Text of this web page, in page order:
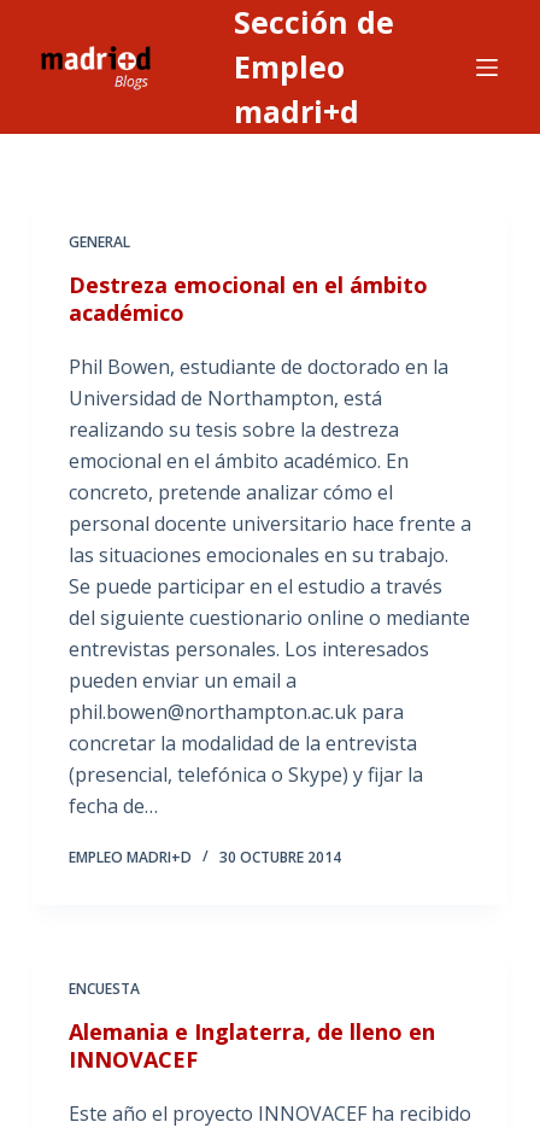
Sección de
Empleo
madri+d
GENERAL
Destreza emocional en el ámbito
académico
Phil Bowen, estudiante de doctorado en la
Universidad de Northampton, está
realizando su tesis sobre la destreza
emocional en el ámbito académico. En
concreto, pretende analizar cómo el
personal docente universitario hace frente a
las situaciones emocionales en su trabajo.
Se puede participar en el estudio a través
del siguiente cuestionario online o mediante
entrevistas personales. Los interesados
pueden enviar un email a
phil.bowen@northampton.ac.uk para
concretar la modalidad de la entrevista
(presencial, telefónica o Skype) y fijar la
fecha de…
EMPLEO MADRI+D 30 OCTUBRE 2014
ENCUESTA
Alemania e Inglaterra, de lleno en
INNOVACEF
Este año el proyecto INNOVACEF ha recibido